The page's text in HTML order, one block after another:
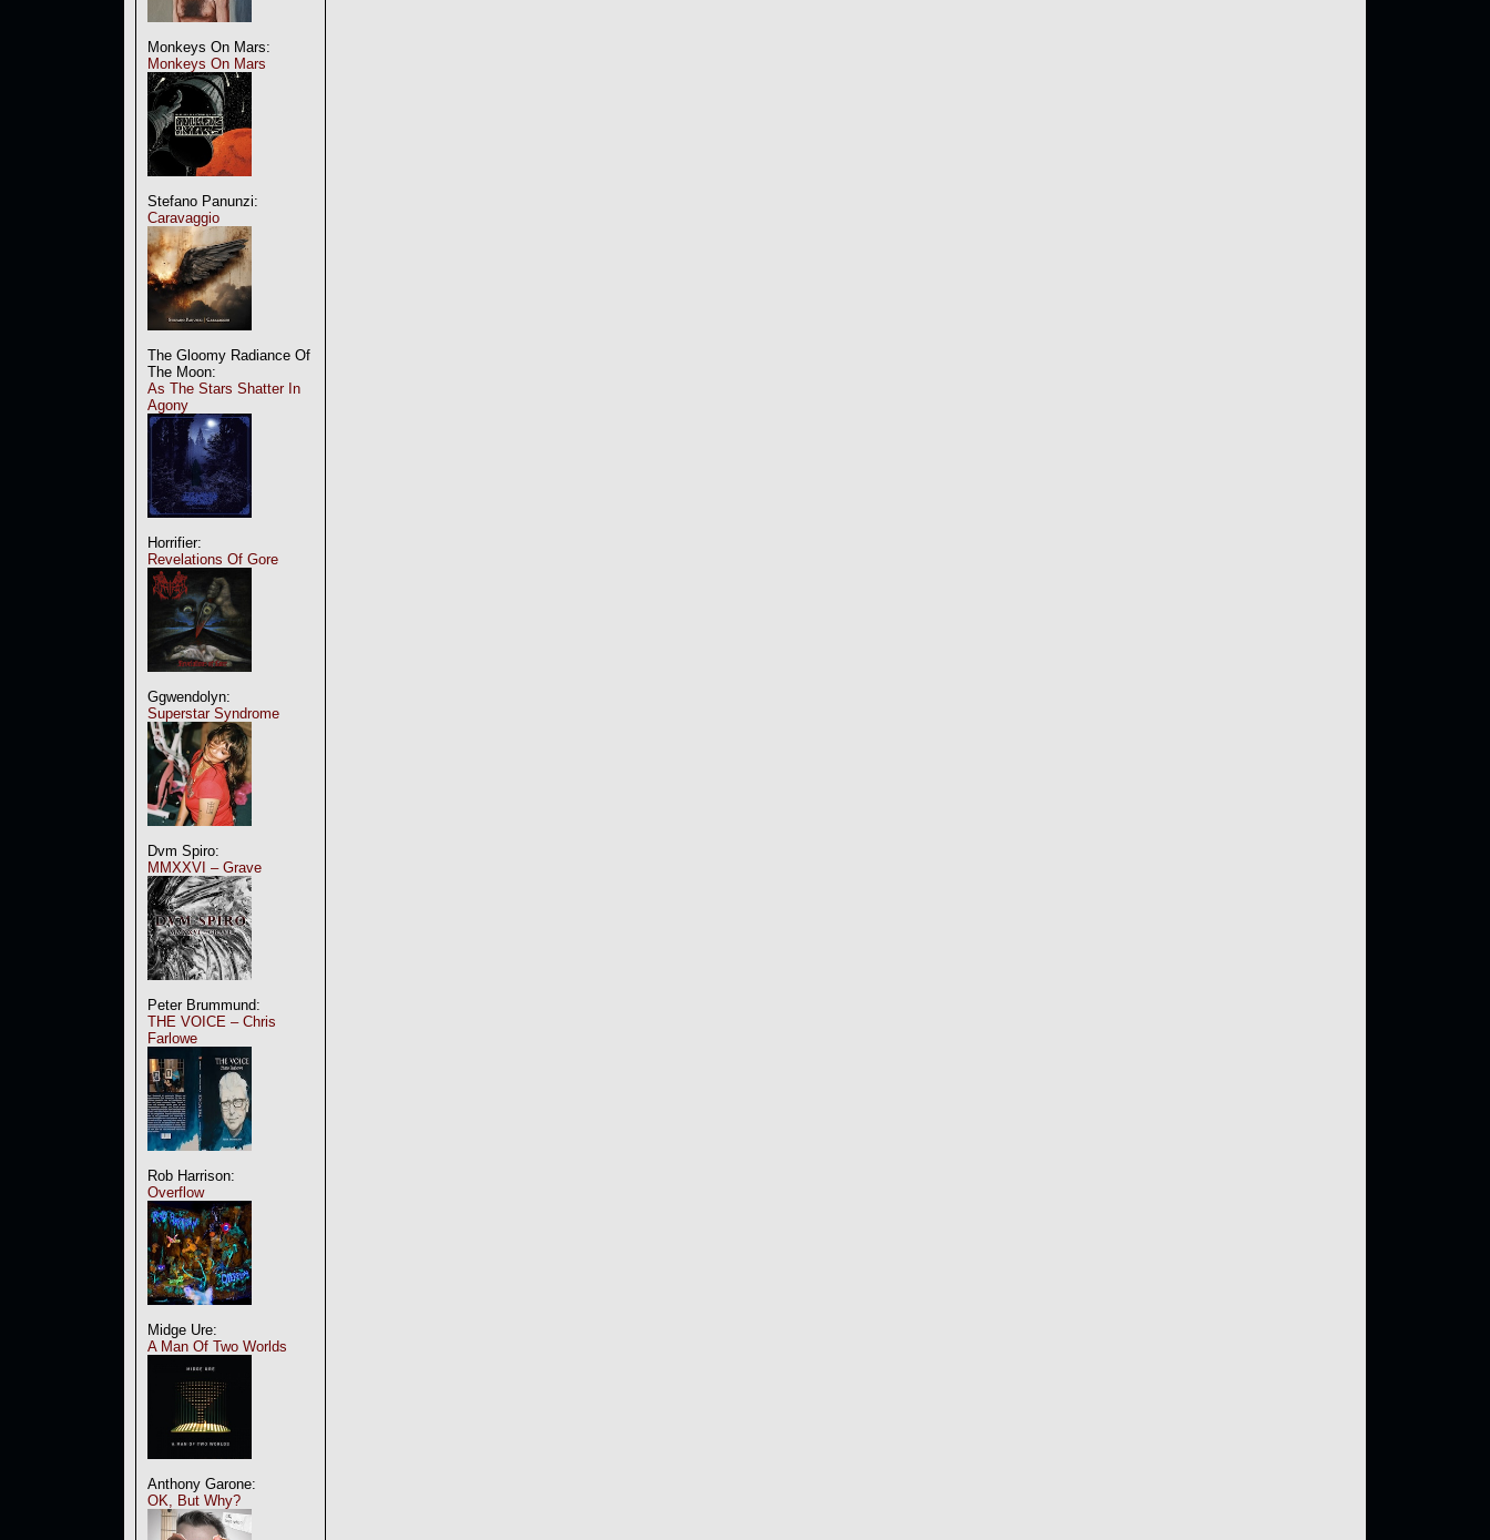
Monkeys On Mars:
Monkeys On Mars
Stefano Panunzi:
Caravaggio
The Gloomy Radiance Of
The Moon:
As The Stars Shatter In
Agony
Horrifier:
Revelations Of Gore
Ggwendolyn:
Superstar Syndrome
Dvm Spiro:
MMXXVI – Grave
Peter Brummund:
THE VOICE – Chris
Farlowe
Rob Harrison:
Overflow
Midge Ure:
A Man Of Two Worlds
Anthony Garone:
OK, But Why?